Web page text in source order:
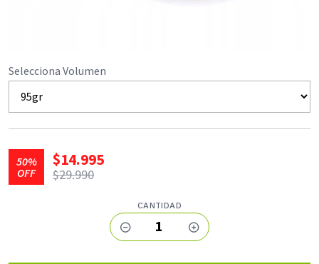
Selecciona Volumen
50%
OFF
$14.995
$29.990
CANTIDAD
1